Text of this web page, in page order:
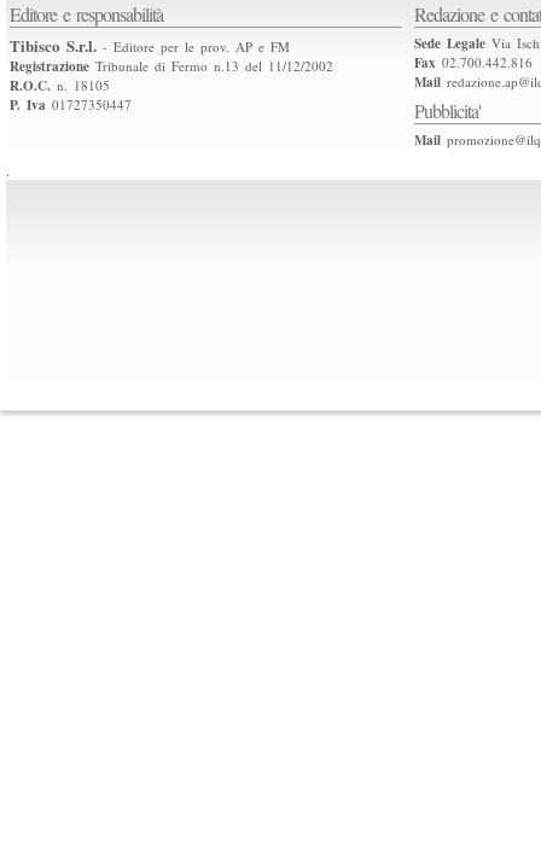
Editore e responsabilità
Tibisco S.r.l. - Editore per le prov. AP e FM
Registrazione Tribunale di Fermo n.13 del 11/12/2002
R.O.C. n. 18105
P. Iva 01727350447
Redazione e
Sede Legale Via
Fax 02.700.442.816
Mail
Pubblicita'
Mail
.